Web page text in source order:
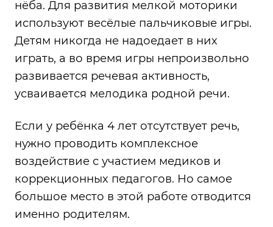
нёба. Для развития мелкой моторики
используют весёлые пальчиковые игры.
Детям никогда не надоедает в них
играть, а во время игры непроизвольно
развивается речевая активность,
усваивается мелодика родной речи.
Если у ребёнка 4 лет отсутствует речь,
нужно проводить комплексное
воздействие с участием медиков и
коррекционных педагогов. Но самое
большое место в этой работе отводится
именно родителям.